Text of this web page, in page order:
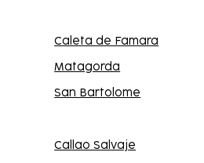
Caleta de Famara
Matagorda
San Bartolome
Callao Salvaje